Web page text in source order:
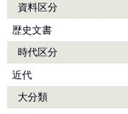
資料区分
歴史文書
時代区分
近代
大分類